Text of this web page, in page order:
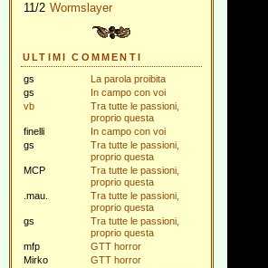
11/2 Wormslayer
ULTIMI COMMENTI
gs
La parola proibita
gs
In campo con voi
vb
Tra tutte le passioni,
proprio questa
finelli
In campo con voi
gs
Tra tutte le passioni,
proprio questa
MCP
Tra tutte le passioni,
proprio questa
.mau.
Tra tutte le passioni,
proprio questa
gs
Tra tutte le passioni,
proprio questa
mfp
GTT horror
Mirko
GTT horror